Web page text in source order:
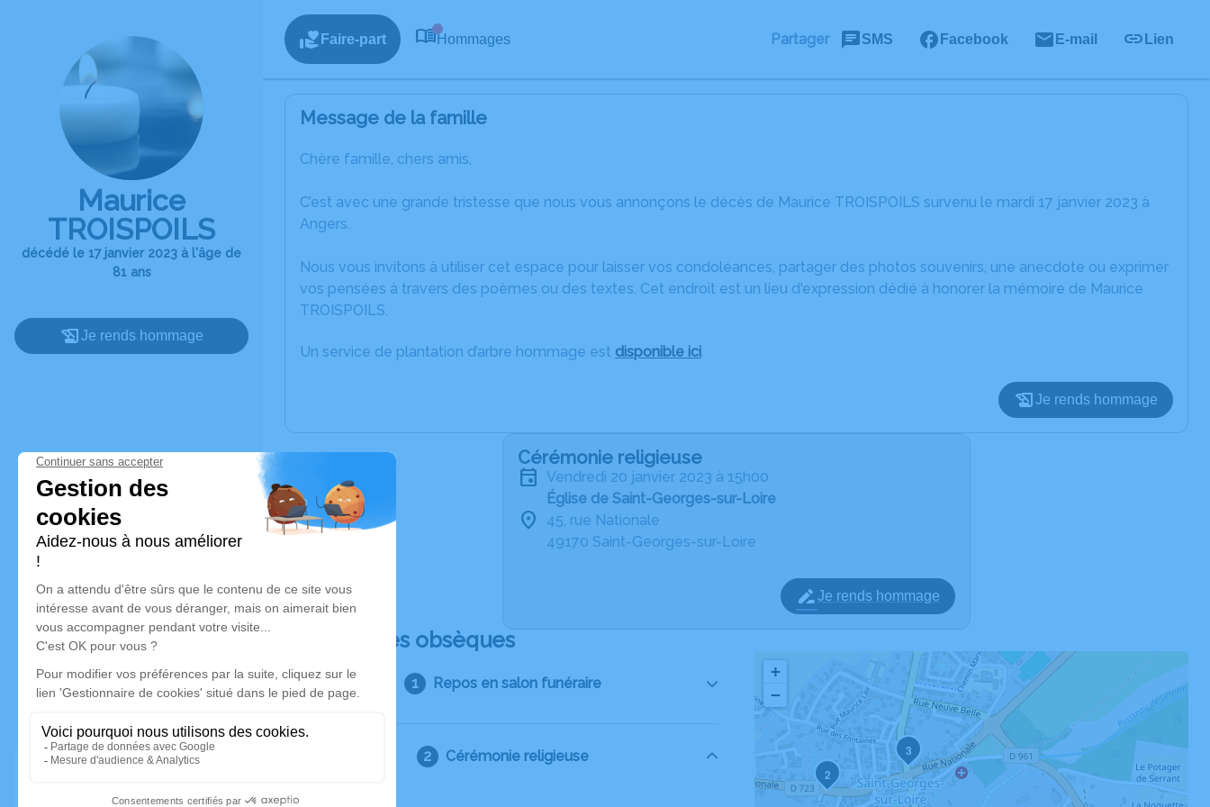
Maurice
TROISPOILS
décédé le 17 janvier 2023 à l'âge de
81 ans
Je rends hommage
Faire-part Hommages Partager SMS Facebook E-mail Lien
Message de la famille
Chère famille, chers amis,
C’est avec une grande tristesse que nous vous annonçons le décès de Maurice TROISPOILS survenu le mardi 17 janvier 2023 à
Angers.
Nous vous invitons à utiliser cet espace pour laisser vos condoléances, partager des photos souvenirs, une anecdote ou exprimer
vos pensées à travers des poèmes ou des textes. Cet endroit est un lieu d'expression dédié à honorer la mémoire de Maurice
TROISPOILS.
Un service de plantation d’arbre hommage est disponible ici.
Je rends hommage
Cérémonie religieuse
vendredi 20 janvier 2023 à 15h00
Église de Saint-Georges-sur-Loire
45, rue Nationale
49170 Saint-Georges-sur-Loire
Je rends hommage
Déroulé des obsèques
Repos en salon funéraire
Cérémonie religieuse
2
3
+
−